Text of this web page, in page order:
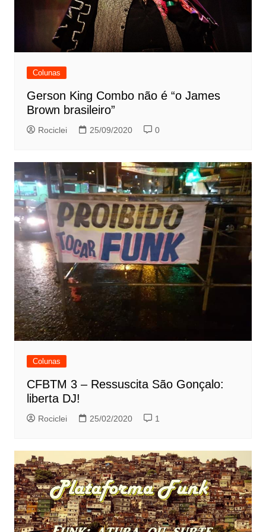
Colunas
Gerson King Combo não é “o James
Brown brasileiro”
Rociclei 25/09/2020 0
Colunas
CFBTM 3 – Ressuscita São Gonçalo:
liberta DJ!
Rociclei 25/02/2020 1